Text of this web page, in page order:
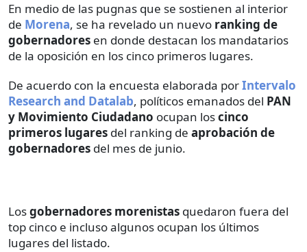
En medio de las pugnas que se sostienen al interior
de Morena, se ha revelado un nuevo ranking de
gobernadores en donde destacan los mandatarios
de la oposición en los cinco primeros lugares.
De acuerdo con la encuesta elaborada porIntervalo
Research and Datalab, políticos emanados del PAN
y Movimiento Ciudadano ocupan loscinco
primeros lugares del ranking de aprobación de
gobernadores del mes de junio.
Losgobernadores morenistas quedaron fuera del
top cinco e incluso algunos ocupan los últimos
lugares del listado.